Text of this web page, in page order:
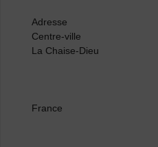
Adresse
Centre-ville
La Chaise-Dieu
France